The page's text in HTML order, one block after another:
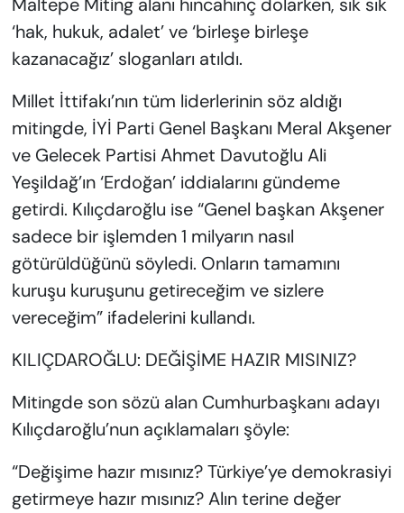
Maltepe Miting alanı hıncahınç dolarken, sık sık
‘hak, hukuk, adalet’ ve ‘birleşe birleşe
kazanacağız’ sloganları atıldı.
Millet İttifakı’nın tüm liderlerinin söz aldığı
mitingde, İYİ Parti Genel Başkanı Meral Akşener
ve Gelecek Partisi Ahmet Davutoğlu Ali
Yeşildağ’ın ‘Erdoğan’ iddialarını gündeme
getirdi. Kılıçdaroğlu ise “Genel başkan Akşener
sadece bir işlemden 1 milyarın nasıl
götürüldüğünü söyledi. Onların tamamını
kuruşu kuruşunu getireceğim ve sizlere
vereceğim” ifadelerini kullandı.
KILIÇDAROĞLU: DEĞİŞİME HAZIR MISINIZ?
Mitingde son sözü alan Cumhurbaşkanı adayı
Kılıçdaroğlu’nun açıklamaları şöyle:
“Değişime hazır mısınız? Türkiye’ye demokrasiyi
getirmeye hazır mısınız? Alın terine değer